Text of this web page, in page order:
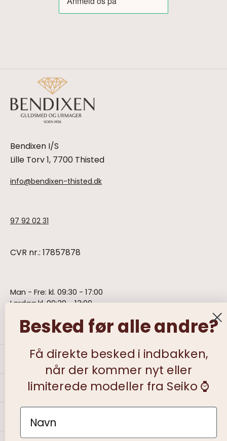
Bendixen I/S
Lille Torv 1, 7700 Thisted
info@bendixen-thisted.dk
97 92 02 31
CVR nr.: 17857878
Man - Fre: kl. 09:30 - 17:00
Lørdag kl. 09:30 - 13:00
Information
Kundeservice
Om Bendixen
Besked før alle andre?
Få direkte besked i indbakken,
når der kommer nyt eller
limiterede modeller fra Seiko ⌚️